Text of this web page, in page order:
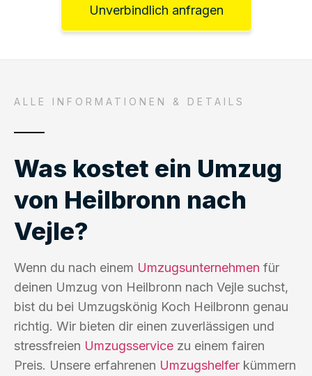
Unverbindlich anfragen
ALLE INFORMATIONEN & DETAILS
Was kostet ein Umzug
von Heilbronn nach
Vejle?
Wenn du nach einem Umzugsunternehmen für
deinen Umzug von Heilbronn nach Vejle suchst,
bist du bei Umzugskönig Koch Heilbronn genau
richtig. Wir bieten dir einen zuverlässigen und
stressfreien Umzugsservice zu einem fairen
Preis. Unsere erfahrenen Umzugshelfer kümmern